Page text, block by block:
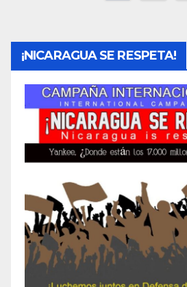
entradas
¡NICARAGUA SE RESPETA!